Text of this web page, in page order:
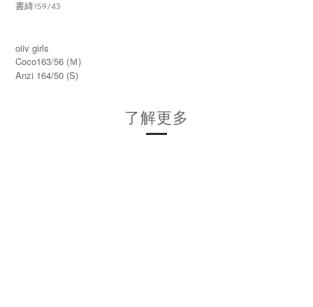
書綺159/43
oiiv girls
Coco163/56 (Ｍ)
Anzi 164/50 (S)
了解更多